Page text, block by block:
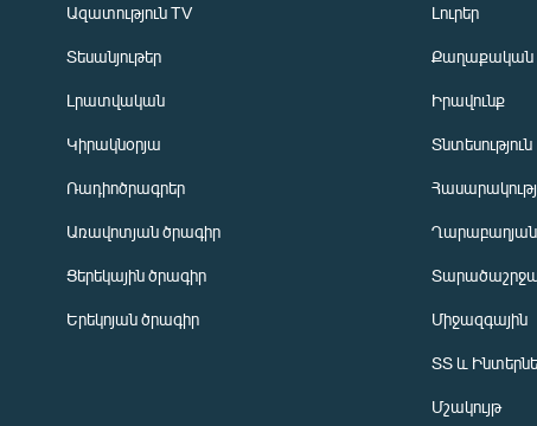
Ազատություն TV
Տեսանյութեր
Լրատվական
Կիրակնօրյա
Ռադիոծրագրեր
Առավոտյան ծրագիր
Ցերեկային ծրագիր
Երեկոյան ծրագիր
Լուրեր
Քաղաքական
Իրավունք
Տնտեսություն
Միջազգային
ՏՏ և
Մշակույթ